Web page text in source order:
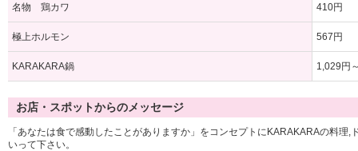
名物 鶏カワ 410円
極上ホルモン 567円
KARAKARA鍋 1,029円
お店・スポットからのメッセージ
「あなたは食で感動したことがありますか」をコンセプトにKARAKARAの料
いって下さい。